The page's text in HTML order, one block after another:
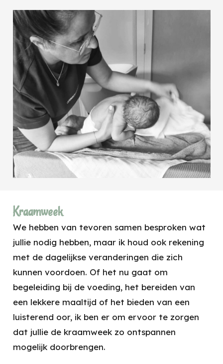
Kraamweek
We hebben van tevoren samen besproken wat
jullie nodig hebben, maar ik houd ook rekening
met de dagelijkse veranderingen die zich
kunnen voordoen. Of het nu gaat om
begeleiding bij de voeding, het bereiden van
een lekkere maaltijd of het bieden van een
luisterend oor, ik ben er om ervoor te zorgen
dat jullie de kraamweek zo ontspannen
mogelijk doorbrengen.